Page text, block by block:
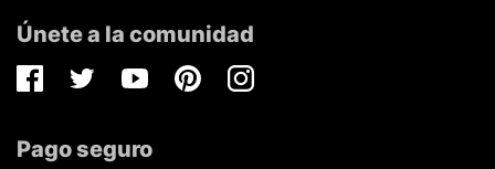
Únete a la comunidad
FacebookTwitterYoutubePinterestInstagram
Pago seguro